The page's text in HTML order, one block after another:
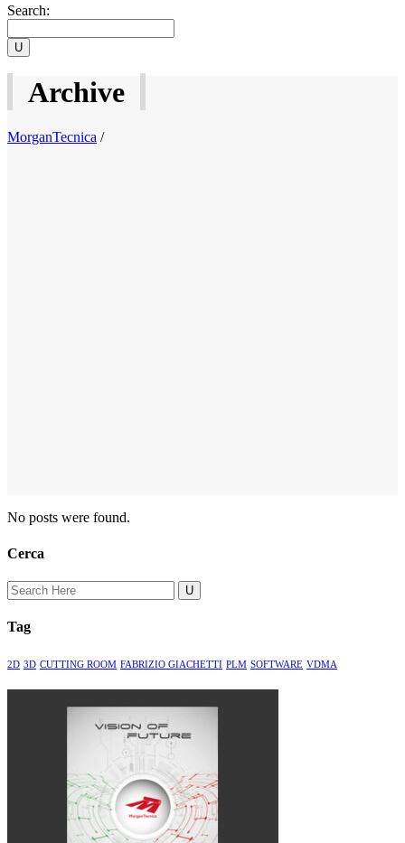
Search:
Archive
MorganTecnica /
No posts were found.
Cerca
Search
for:
Tag
2D 3D CUTTING ROOM FABRIZIO GIACHETTI PLM SOFTWARE VDMA